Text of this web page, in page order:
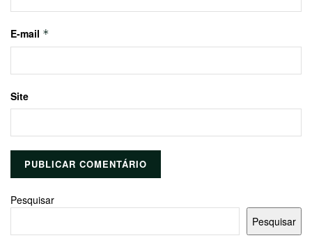
E-mail *
Site
Pesquisar
Pesquisar